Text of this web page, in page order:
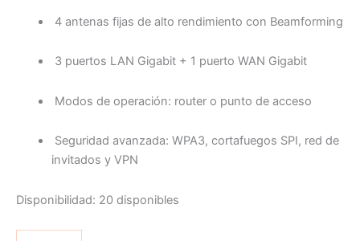
4 antenas fijas de alto rendimiento con Beamforming
3 puertos LAN Gigabit + 1 puerto WAN Gigabit
Modos de operación: router o punto de acceso
Seguridad avanzada: WPA3, cortafuegos SPI, red de
invitados y VPN
Disponibilidad: 20 disponibles